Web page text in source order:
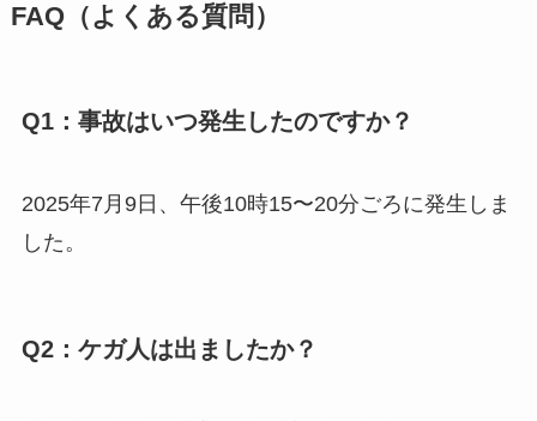
FAQ（よくある質問）
Q1：事故はいつ発生したのですか？
2025年7月9日、午後10時15〜20分ごろに発生しま
した。
Q2：ケガ人は出ましたか？